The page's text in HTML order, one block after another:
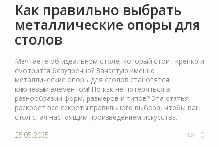
Как правильно выбрать
металлические опоры для
столов
Мечтаете об идеальном столе, который стоит крепко и
смотрится безупречно? Зачастую именно
металлические опоры для столов становятся
ключевым элементом! Но как не потеряться в
разнообразии форм, размеров и типов? Эта статья
раскроет все секреты правильного выбора, чтобы ваш
стол стал настоящим произведением искусства.
25.05.2025
- 0